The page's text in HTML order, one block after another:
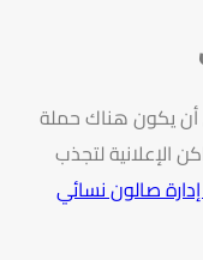
يكون هناك حملة
الإعلانية لتجذب
صالون نسائي